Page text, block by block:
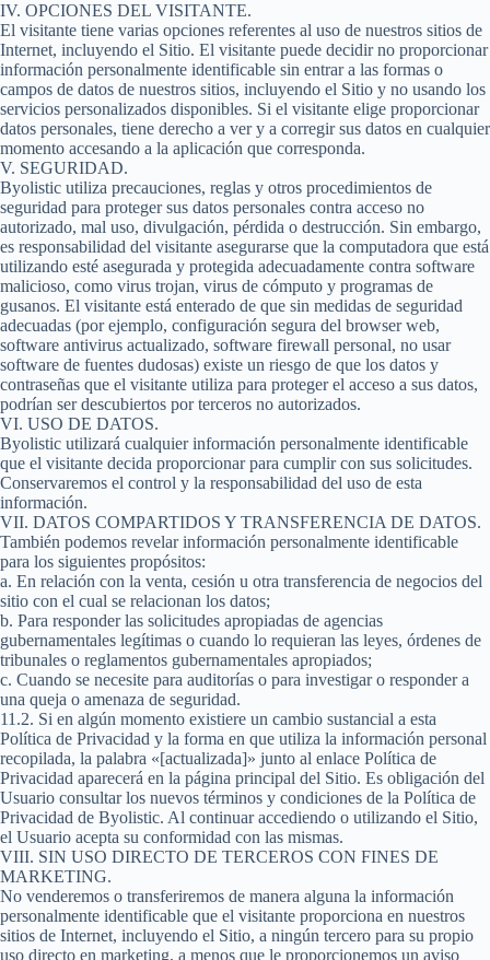
IV. OPCIONES DEL VISITANTE.
El visitante tiene varias opciones referentes al uso de nuestros sitios de
Internet, incluyendo el Sitio. El visitante puede decidir no proporcionar
información personalmente identificable sin entrar a las formas o
campos de datos de nuestros sitios, incluyendo el Sitio y no usando los
servicios personalizados disponibles. Si el visitante elige proporcionar
datos personales, tiene derecho a ver y a corregir sus datos en cualquier
momento accesando a la aplicación que corresponda.
V. SEGURIDAD.
Byolistic utiliza precauciones, reglas y otros procedimientos de
seguridad para proteger sus datos personales contra acceso no
autorizado, mal uso, divulgación, pérdida o destrucción. Sin embargo,
es responsabilidad del visitante asegurarse que la computadora que está
utilizando esté asegurada y protegida adecuadamente contra software
malicioso, como virus trojan, virus de cómputo y programas de
gusanos. El visitante está enterado de que sin medidas de seguridad
adecuadas (por ejemplo, configuración segura del browser web,
software antivirus actualizado, software firewall personal, no usar
software de fuentes dudosas) existe un riesgo de que los datos y
contraseñas que el visitante utiliza para proteger el acceso a sus datos,
podrían ser descubiertos por terceros no autorizados.
VI. USO DE DATOS.
Byolistic utilizará cualquier información personalmente identificable
que el visitante decida proporcionar para cumplir con sus solicitudes.
Conservaremos el control y la responsabilidad del uso de esta
información.
VII. DATOS COMPARTIDOS Y TRANSFERENCIA DE DATOS.
También podemos revelar información personalmente identificable
para los siguientes propósitos:
a. En relación con la venta, cesión u otra transferencia de negocios del
sitio con el cual se relacionan los datos;
b. Para responder las solicitudes apropiadas de agencias
gubernamentales legítimas o cuando lo requieran las leyes, órdenes de
tribunales o reglamentos gubernamentales apropiados;
c. Cuando se necesite para auditorías o para investigar o responder a
una queja o amenaza de seguridad.
11.2. Si en algún momento existiere un cambio sustancial a esta
Política de Privacidad y la forma en que utiliza la información personal
recopilada, la palabra «[actualizada]» junto al enlace Política de
Privacidad aparecerá en la página principal del Sitio. Es obligación del
Usuario consultar los nuevos términos y condiciones de la Política de
Privacidad de Byolistic. Al continuar accediendo o utilizando el Sitio,
el Usuario acepta su conformidad con las mismas.
VIII. SIN USO DIRECTO DE TERCEROS CON FINES DE
MARKETING.
No venderemos o transferiremos de manera alguna la información
personalmente identificable que el visitante proporciona en nuestros
sitios de Internet, incluyendo el Sitio, a ningún tercero para su propio
uso directo en marketing, a menos que le proporcionemos un aviso